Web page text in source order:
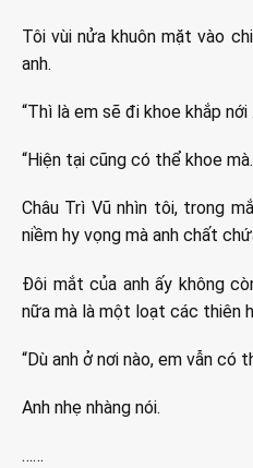
Tôi vùi nửa khuôn mặt vào
anh.
“Thì là em sẽ đi khoe khắp nới
“Hiện tại cũng có thể khoe
Châu Trì Vũ nhìn tôi, trong
niềm hy vọng mà anh chất
Đôi mắt của anh ấy không
nữa mà là một loạt các thiên
“Dù anh ở nơi nào, em vẫn có
Anh nhẹ nhàng nói.
……